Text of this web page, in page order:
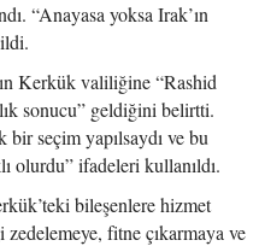
“Anayasa yoksa Irak’ın
Kerkük valiliğine “Rashid
sonucu” geldiğini belirtti.
seçim yapılsaydı ve bu
olurdu” ifadeleri kullanıldı.
bileşenlere hizmet
fitne çıkarmaya ve